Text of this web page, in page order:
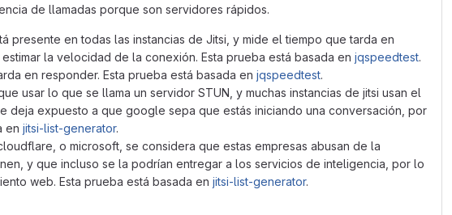
de llamadas porque son servidores rápidos.
presente en todas las instancias de Jitsi, y mide el tiempo que tarda en
la velocidad de la conexión. Esta prueba está basada en jqspeedtest.
en responder. Esta prueba está basada en jqspeedtest.
usar lo que se llama un servidor STUN, y muchas instancias de jitsi usan el
expuesto a que google sepa que estás iniciando una conversación, por
en jitsi-list-generator.
o microsoft, se considera que estas empresas abusan de la
y que incluso se la podrían entregar a los servicios de inteligencia, por lo
web. Esta prueba está basada en jitsi-list-generator.